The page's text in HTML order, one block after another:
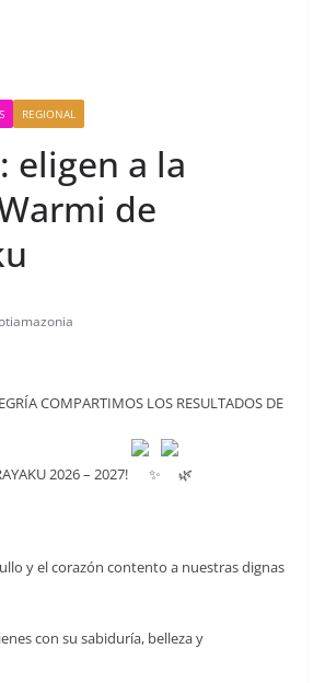
REGIONAL
eligen a la
de
COMPARTIMOS LOS RESULTADOS DE
2026 – 2027!
y el corazón contento a nuestras dignas
con su sabiduría, belleza y